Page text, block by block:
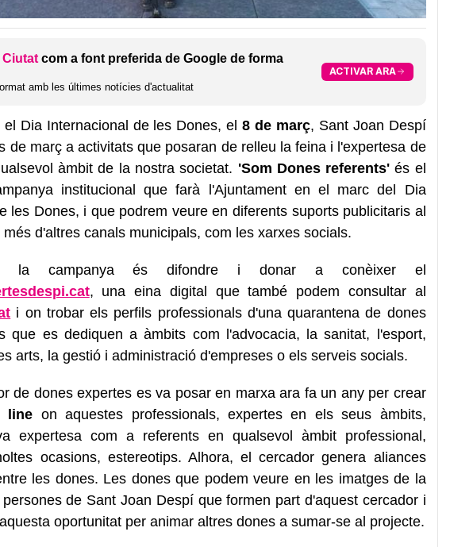
Ciutat com a font preferida de Google de forma
amb les últimes notícies d'actualitat
ACTIVAR ARA
el Dia Internacional de les Dones, el 8 de març, Sant Joan Despí
de març a activitats que posaran de relleu la feina i l'expertesa de
àmbit de la nostra societat. 'Som Dones referents' és el
institucional que farà l'Ajuntament en el marc del Dia
les Dones, i que podrem veure en diferents suports publicitaris al
d'altres canals municipals, com les xarxes socials.
la campanya és difondre i donar a conèixer el
, una eina digital que també podem consultar al
i on trobar els perfils professionals d'una quarantena de dones
que es dediquen a àmbits com l'advocacia, la sanitat, l'esport,
arts, la gestió i administració d'empreses o els serveis socials.
de dones expertes es va posar en marxa ara fa un any per crear
line on aquestes professionals, expertes en els seus àmbits,
expertesa com a referents en qualsevol àmbit professional,
ocasions, estereotips. Alhora, el cercador genera aliances
les dones. Les dones que podem veure en les imatges de la
de Sant Joan Despí que formen part d'aquest cercador i
oportunitat per animar altres dones a sumar-se al projecte.